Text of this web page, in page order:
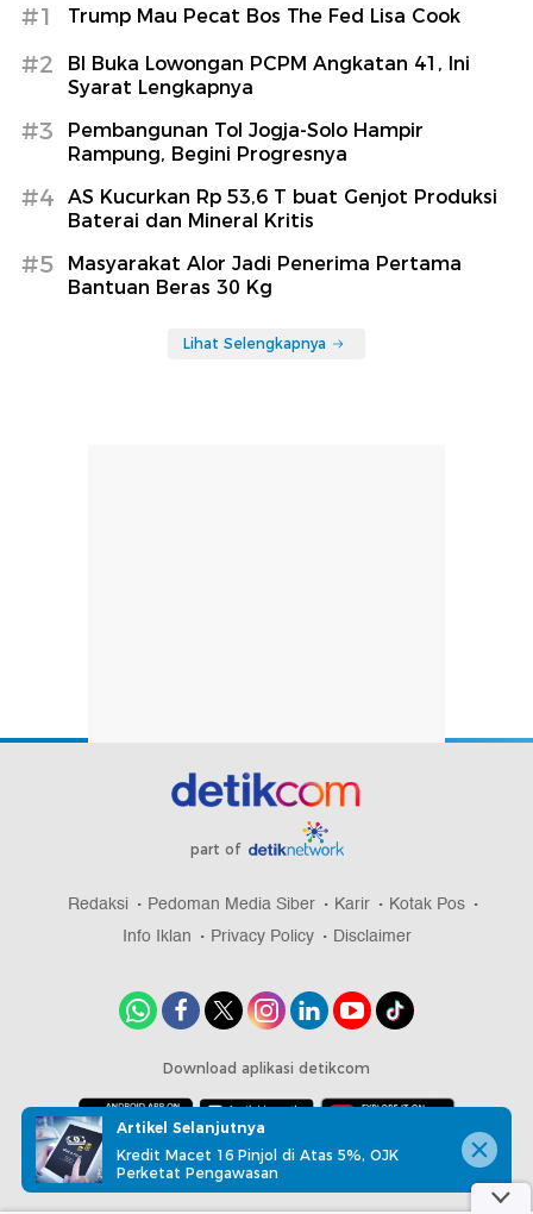
#1 Trump Mau Pecat Bos The Fed Lisa Cook
#2
BI Buka Lowongan PCPM Angkatan 41, Ini
Syarat Lengkapnya
#3
Pembangunan Tol Jogja-Solo Hampir
Rampung, Begini Progresnya
#4
AS Kucurkan Rp 53,6 T buat Genjot Produksi
Baterai dan Mineral Kritis
#5
Masyarakat Alor Jadi Penerima Pertama
Bantuan Beras 30 Kg
Lihat Selengkapnya
part of
Redaksi Pedoman Media Siber Karir
Kotak Pos
Info Iklan
Privacy Policy Disclaimer
Download aplikasi detikcom
Copyright @ 2026 detikcom, All right reserved
Artikel Selanjutnya
Kredit Macet 16 Pinjol di Atas 5%, OJK
Perketat Pengawasan